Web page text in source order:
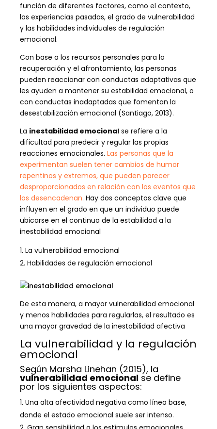
función de diferentes factores, como el contexto,
las experiencias pasadas, el grado de vulnerabilidad
y las habilidades individuales de regulación
emocional.
Con base a los recursos personales para la
recuperación y el afrontamiento, las personas
pueden reaccionar con conductas adaptativas que
les ayuden a mantener su estabilidad emocional, o
con conductas inadaptadas que fomentan la
desestabilización emocional (Santiago, 2013).
La inestabilidad emocional se refiere a la
dificultad para predecir y regular las propias
reacciones emocionales.Las personas que la
experimentan suelen tener cambios de humor
repentinos y extremos, que pueden parecer
desproporcionados en relación con los eventos que
los desencadenan. Hay dos conceptos clave que
influyen en el grado en que un individuo puede
ubicarse en el continuo de la estabilidad a la
inestabilidad emocional
La vulnerabilidad emocional
Habilidades de regulación emocional
De esta manera, a mayor vulnerabilidad emocional
y menos habilidades para regularlas, el resultado es
una mayor gravedad de la inestabilidad afectiva
La vulnerabilidad y la regulación
emocional
Según Marsha Linehan (2015), la
vulnerabilidad emocional se define
por los siguientes aspectos:
Una alta afectividad negativa como línea base,
donde el estado emocional suele ser intenso.